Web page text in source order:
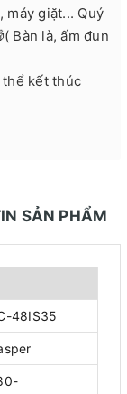
máy giặt... Quý
Bàn là, ấm đun
thể kết thúc
SẢN PHẨM
48IS35